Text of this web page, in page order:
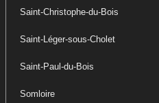
Saint-Christophe-du-Bois
Saint-Léger-sous-Cholet
Saint-Paul-du-Bois
Somloire